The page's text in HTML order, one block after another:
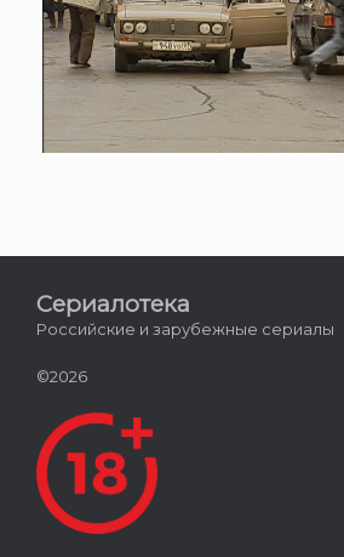
Сериалотека
Российские и зарубежные сериалы
©2026